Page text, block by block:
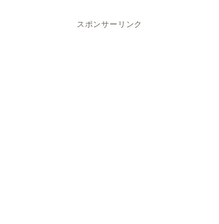
スポンサーリンク